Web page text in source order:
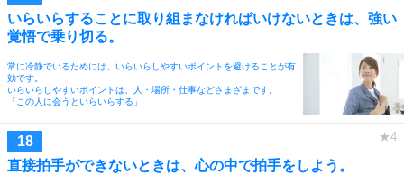
いらいらすることに取り組まなければいけないときは、強い
覚悟で乗り切る。
常に冷静でいるためには、いらいらしやすいポイントを避けることが有
効です。
いらいらしやすいポイントは、人・場所・仕事などさまざまです。
「この人に会うといらいらする」
直接拍手ができないときは、心の中で拍手をしよう。